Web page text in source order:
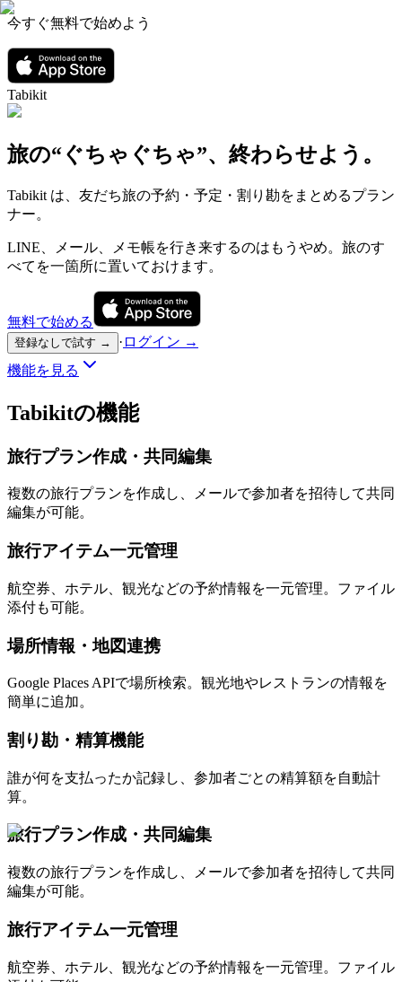
今すぐ無料で始めよう
Tabikit
旅の“ぐちゃぐちゃ”、終わらせよう。
Tabikit は、友だち旅の予約・予定・割り勘をまとめるプラン
ナー。
LINE、メール、メモ帳を行き来するのはもうやめ。旅のす
べてを一箇所に置いておけます。
無料で始める
登録なしで試す → · ログイン →
機能を見る
Tabikitの機能
旅行プラン作成・共同編集
複数の旅行プランを作成し、メールで参加者を招待して共同
編集が可能。
旅行アイテム一元管理
航空券、ホテル、観光などの予約情報を一元管理。ファイル
添付も可能。
場所情報・地図連携
Google Places APIで場所検索。観光地やレストランの情報を
簡単に追加。
割り勘・精算機能
誰が何を支払ったか記録し、参加者ごとの精算額を自動計
算。
旅行プラン作成・共同編集
複数の旅行プランを作成し、メールで参加者を招待して共同
編集が可能。
旅行アイテム一元管理
航空券、ホテル、観光などの予約情報を一元管理。ファイル